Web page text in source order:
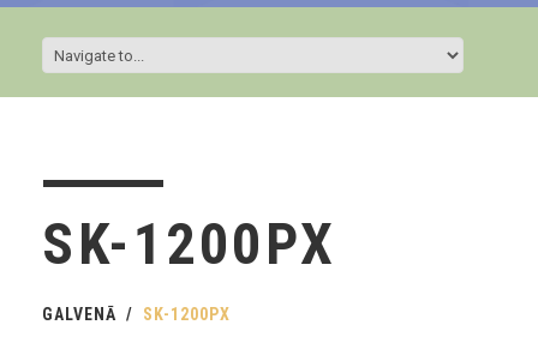
SK-1200PX
GALVENĀ SK-1200PX